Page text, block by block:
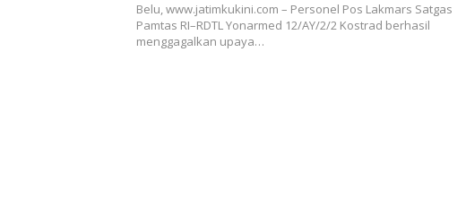
Belu, www.jatimkukini.com – Personel Pos Lakmars Satgas
Pamtas RI–RDTL Yonarmed 12/AY/2/2 Kostrad berhasil
menggagalkan upaya…